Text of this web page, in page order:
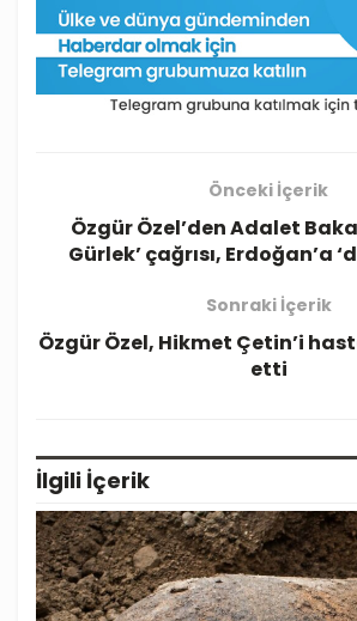
Önceki İçerik
Özgür Özel’den Adalet
Gürlek’ çağrısı, Erdoğan’a
Sonraki İçerik
Özgür Özel, Hikmet Çetin’i
etti
İlgili İçerik